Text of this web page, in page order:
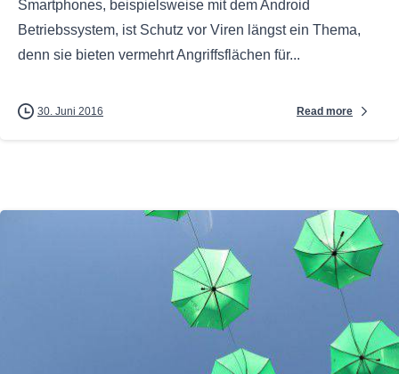
Smartphones, beispielsweise mit dem Android
Betriebssystem, ist Schutz vor Viren längst ein Thema,
denn sie bieten vermehrt Angriffsflächen für...
30. Juni 2016 Read more